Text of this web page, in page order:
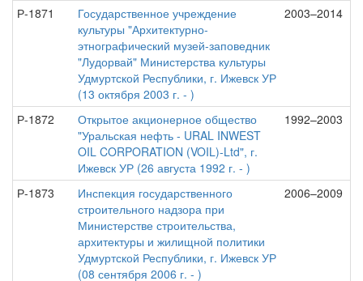
Р-1871
Государственное учреждение
культуры "Архитектурно-
этнографический музей-заповедник
"Лудорвай" Министерства культуры
Удмуртской Республики, г. Ижевск УР
(13 октября 2003 г. - )
2003–2014
Р-1872
Открытое акционерное общество
"Уральская нефть - URAL INWEST
OIL CORPORATION (VOIL)-Ltd", г.
Ижевск УР (26 августа 1992 г. - )
1992–2003
Р-1873
Инспекция государственного
строительного надзора при
Министерстве строительства,
архитектуры и жилищной политики
Удмуртской Республики, г. Ижевск УР
(08 сентября 2006 г. - )
2006–2009